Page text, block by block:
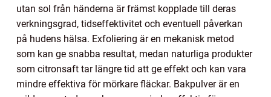
utan sol från händerna är främst kopplade till deras
verkningsgrad, tidseffektivitet och eventuell påverkan
på hudens hälsa. Exfoliering är en mekanisk metod
som kan ge snabba resultat, medan naturliga produkter
som citronsaft tar längre tid att ge effekt och kan vara
mindre effektiva för mörkare fläckar. Bakpulver är en